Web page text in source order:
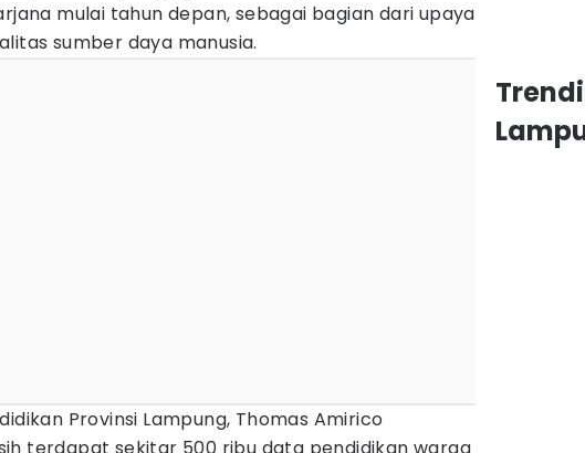
mulai tahun depan, sebagai bagian dari upaya
sumber daya manusia.
Provinsi Lampung, Thomas Amirico